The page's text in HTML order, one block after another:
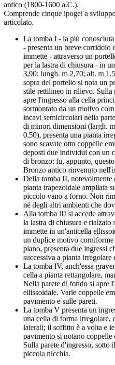
antico (1800-1600 a.C.).
Comprende cinque ipogei a
articolato.
La tomba I - la più
- presenta un breve corridoio
immette - attraverso un
per la lastra di chiusura - in
3,90; lungh. m 2,70; alt. m
sopra del portello si nota un
stile rettilineo in rilievo. Sulla
apre l'ingresso alla cella
sormontato da un motivo
incavi semicircolari nella
di minori dimensioni (largh.
0,50), presenta una pianta
sono scavate otto coppelle
deposti due individui con un
di bronzo; fu, appunto,
Bronzo antico rinvenuto
Della tomba II, notevolmente
pianta trapezoidale ampliata
piccolo vano a forno. Non
né degli altri ambienti che
Alla tomba III si accede
la lastra di chiusura e rialzato
immette in un'anticella
un duplice motivo
piano, presenta due ingressi
successiva a pianta
La tomba IV, anch'essa
cella a pianta rettangolare,
Nella parete di fondo si apre
ellissoidale. Varie coppelle
pavimento e sulle pareti.
La tomba V presenta un
una cella di forma irregolare,
laterali; il soffitto è a volta e
pavimento si notano
Sulla parete d'ingresso, sotto
piccola nicchia.